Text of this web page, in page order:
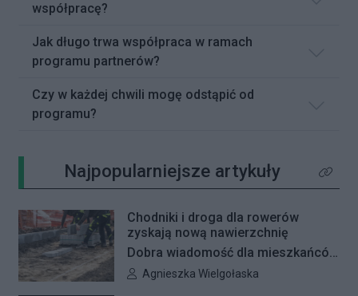
współpracę?
Jak długo trwa współpraca w ramach
programu partnerów?
Czy w każdej chwili mogę odstąpić od
programu?
Najpopularniejsze artykuły Kliknij
Chodniki i droga dla rowerów
zyskają nową nawierzchnię
Dobra wiadomość dla mieszkańców
Woli i Żoliborza. Zarząd Dróg
Autor artykułu:
Agnieszka Wielgołaska